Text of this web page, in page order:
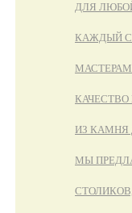
ДЛЯ
КАЖДЫЙ
КАЧЕСТВО
ИЗ КАМНЯ
МЫ